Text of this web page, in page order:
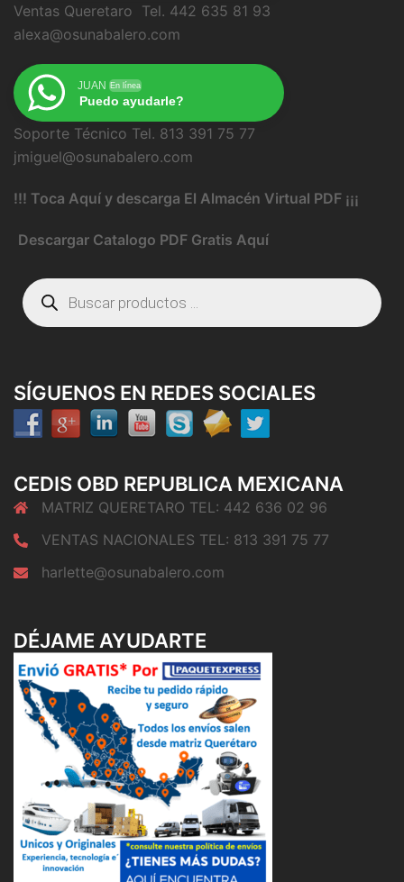
Ventas Queretaro Tel. 442 635 81 93
alexa@osunabalero.com
JUAN En línea
Puedo ayudarle?
Soporte Técnico Tel. 813 391 75 77
jmiguel@osunabalero.com
!!! Toca Aquí y descarga El Almacén Virtual PDF ¡¡¡
Descargar Catalogo PDF Gratis Aquí
Búsqueda
de
productos
SÍGUENOS EN REDES SOCIALES
CEDIS OBD REPUBLICA MEXICANA
MATRIZ QUERETARO TEL: 442 636 02 96
VENTAS NACIONALES TEL: 813 391 75 77
harlette@osunabalero.com
DÉJAME AYUDARTE